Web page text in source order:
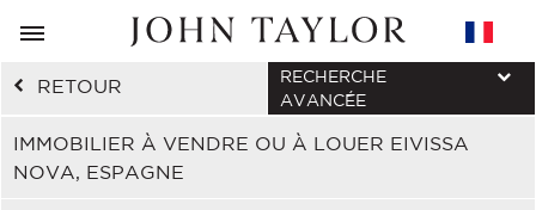
RETOUR
IMMOBILIER À VENDRE OU À LOUER EIVISSA
NOVA, ESPAGNE
RECHERCHE
AVANCÉE